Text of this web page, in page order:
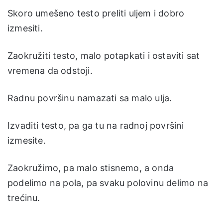
Skoro umešeno testo preliti uljem i dobro
izmesiti.
Zaokružiti testo, malo potapkati i ostaviti sat
vremena da odstoji.
Radnu površinu namazati sa malo ulja.
Izvaditi testo, pa ga tu na radnoj površini
izmesite.
Zaokružimo, pa malo stisnemo, a onda
podelimo na pola, pa svaku polovinu delimo na
trećinu.